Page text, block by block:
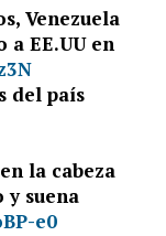
Venezuela
EE.UU en
del país
la cabeza
y suena
e0